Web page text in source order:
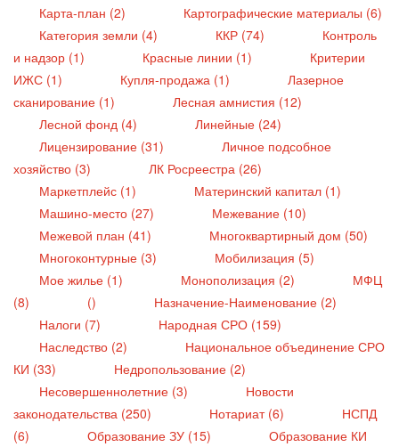
Карта-план (2)
Картографические материалы (6)
Категория земли (4)
ККР (74)
Контроль
и надзор (1)
Красные линии (1)
Критерии
ИЖС (1)
Купля-продажа (1)
Лазерное
сканирование (1)
Лесная амнистия (12)
Лесной фонд (4)
Линейные (24)
Лицензирование (31)
Личное подсобное
хозяйство (3)
ЛК Росреестра (26)
Маркетплейс (1)
Материнский капитал (1)
Машино-место (27)
Межевание (10)
Межевой план (41)
Многоквартирный дом (50)
Многоконтурные (3)
Мобилизация (5)
Мое жилье (1)
Монополизация (2)
МФЦ
(8)
()
Назначение-Наименование (2)
Налоги (7)
Народная СРО (159)
Наследство (2)
Национальное объединение СРО
КИ (33)
Недропользование (2)
Несовершеннолетние (3)
Новости
законодательства (250)
Нотариат (6)
НСПД
(6)
Образование ЗУ (15)
Образование КИ